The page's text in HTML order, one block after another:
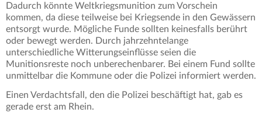
Dadurch könnte Weltkriegsmunition zum Vorschein
kommen, da diese teilweise bei Kriegsende in den Gewässern
entsorgt wurde. Mögliche Funde sollten keinesfalls berührt
oder bewegt werden. Durch jahrzehntelange
unterschiedliche Witterungseinflüsse seien die
Munitionsreste noch unberechenbarer. Bei einem Fund sollte
unmittelbar die Kommune oder die Polizei informiert werden.
Einen Verdachtsfall, den die Polizei beschäftigt hat, gab es
gerade erst am Rhein.